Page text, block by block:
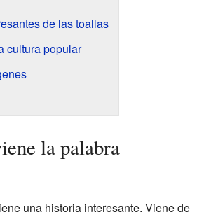
de las toallas
cultura popular
la palabra
una historia interesante. Viene de